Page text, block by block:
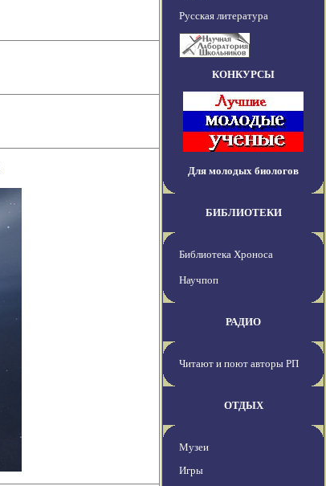
Русская литература
КОНКУРСЫ
Для молодых биологов
БИБЛИОТЕКИ
Библиотека Хроноса
Научпоп
РАДИО
Читают и поют авторы РП
ОТДЫХ
Музеи
Игры